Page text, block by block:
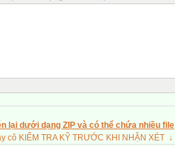
lại dưới dạng ZIP và có thể chứa nhiều file
cô KIỂM TRA KỸ TRƯỚC KHI NHẬN XÉT ↓